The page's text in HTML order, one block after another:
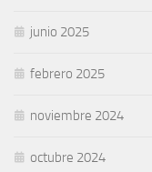
junio 2025
febrero 2025
noviembre 2024
octubre 2024